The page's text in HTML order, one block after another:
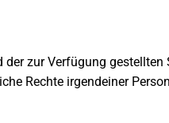
zur Verfügung gestellten
Rechte irgendeiner